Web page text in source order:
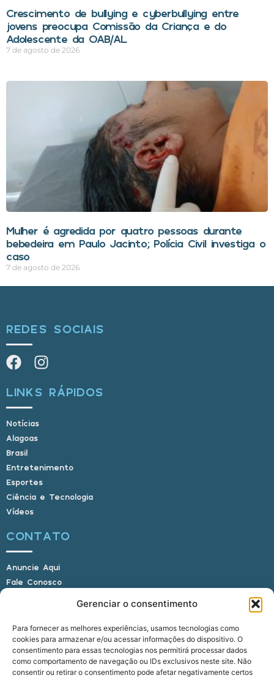
Gerenciar o consentimento
Para fornecer as melhores experiências, usamos tecnologias como
cookies para armazenar e/ou acessar informações do dispositivo. O
consentimento para essas tecnologias nos permitirá processar dados
como comportamento de navegação ou IDs exclusivos neste site. Não
consentir ou retirar o consentimento pode afetar negativamente certos
Crescimento de bullying e cyberbullying entre
jovens preocupa Comissão da Criança e do
Adolescente da OAB/AL
7 de agosto de 2026
Mulher é agredida por quatro pessoas durante
bebedeira em Paulo Jacinto; Polícia Civil investiga o
caso
7 de agosto de 2026
REDES SOCIAIS
LINKS RÁPIDOS
Notícias
Alagoas
Brasil
Entretenimento
Esportes
Ciência e Tecnologia
Vídeos
CONTATO
Anuncie Aqui
Fale Conosco
E-mail: alagoasbrasilnoticias@gmail.com
Telefone: (82) 9 9691-0391 (Whatsapp)
Responsável Técnico: Crysthyan Carlos